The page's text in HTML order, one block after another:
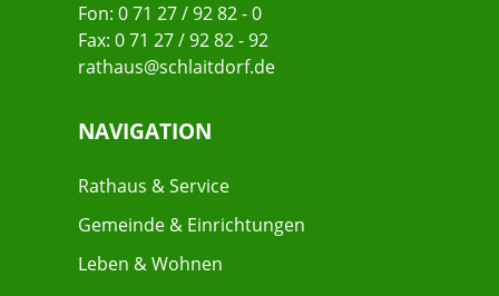
Fon: 0 71 27 / 92 82 - 0
Fax: 0 71 27 / 92 82 - 92
rathaus@schlaitdorf.de
NAVIGATION
Rathaus & Service
Gemeinde & Einrichtungen
Leben & Wohnen